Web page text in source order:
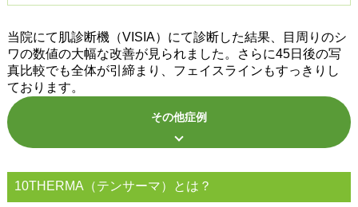
当院にて肌診断機（VISIA）にて診断した結果、目周りのシ
ワの数値の大幅な改善が見られました。さらに45日後の写
真比較でも全体が引締まり、フェイスラインもすっきりし
ております。
その他症例
10THERMA（テンサーマ）とは？